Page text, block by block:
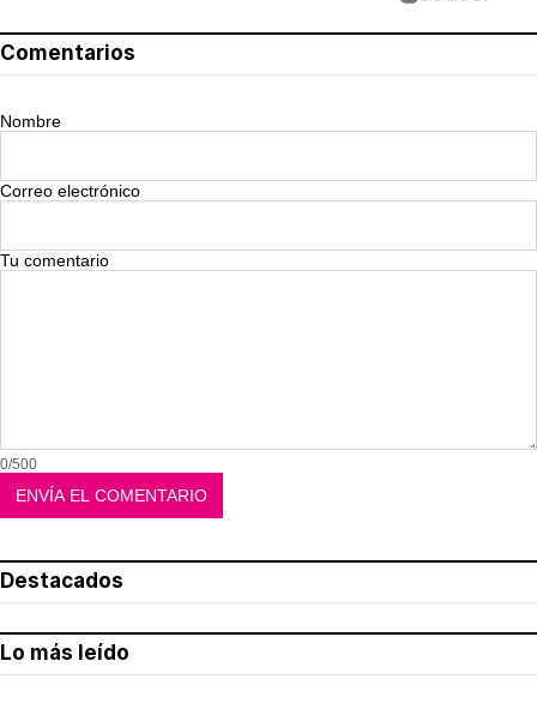
Comentarios
Nombre
Correo electrónico
Tu comentario
0/500
Destacados
Lo más leído